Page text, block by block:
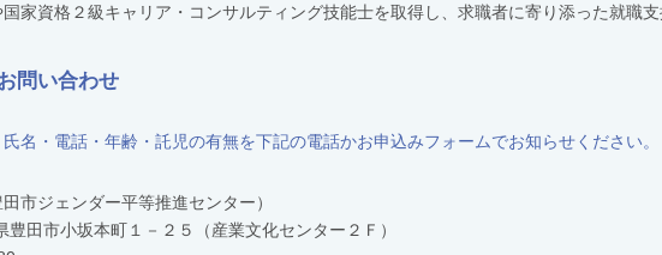
家資格２級キャリア・コンサルティング技能士を取得し、求職者に寄り添った就職
問い合わせ
名・電話・年齢・託児の有無を下記の電話かお申込みフォームでお知らせください。
市ジェンダー平等推進センター）
田市小坂本町１－２５（産業文化センター２Ｆ）